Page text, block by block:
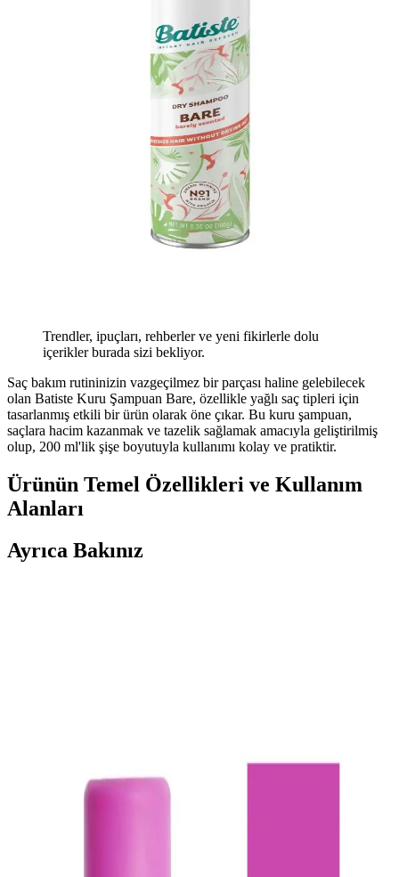
Trendler, ipuçları, rehberler ve yeni fikirlerle dolu
içerikler burada sizi bekliyor.
Saç bakım rutininizin vazgeçilmez bir parçası haline gelebilecek
olan Batiste Kuru Şampuan Bare, özellikle yağlı saç tipleri için
tasarlanmış etkili bir ürün olarak öne çıkar. Bu kuru şampuan,
saçlara hacim kazanmak ve tazelik sağlamak amacıyla geliştirilmiş
olup, 200 ml'lik şişe boyutuyla kullanımı kolay ve pratiktir.
Ürünün Temel Özellikleri ve Kullanım
Alanları
Ayrıca Bakınız
Morfose kahve renkli kuru şampuan, doğal görünüm ve hacim
sağlar, saç derisini temiz tutar, kullanım kolaylığı sunar ve renk